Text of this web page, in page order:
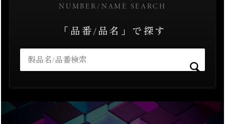
NUMBER/NAME SEARCH
「品番/品名」で探す